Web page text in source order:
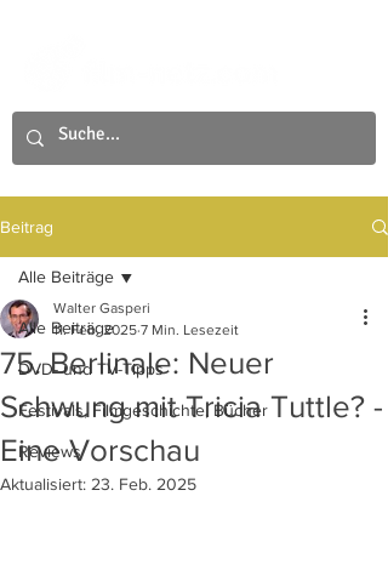
Beitrag
Alle Beiträge
DVD- und TV-Tipps
Festivals, Filmgeschichte, Bücher
Reviews
Alle Beiträge
75. Berlinale: Neuer
Schwung mit Tricia Tuttle? -
Eine Vorschau
Walter Gasperi
11. Feb. 2025 7 Min. Lesezeit
Aktualisiert: 23. Feb. 2025